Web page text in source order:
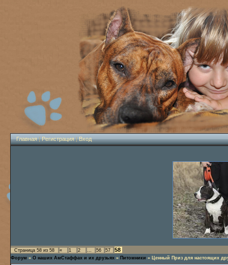
Главная|Регистрация|Вход
Страница 58 из 58 « 1 2 … 56 57 58
Форум » О наших АмСтаффах и их друзьях » Питомники » Ценный Приз для настоящих